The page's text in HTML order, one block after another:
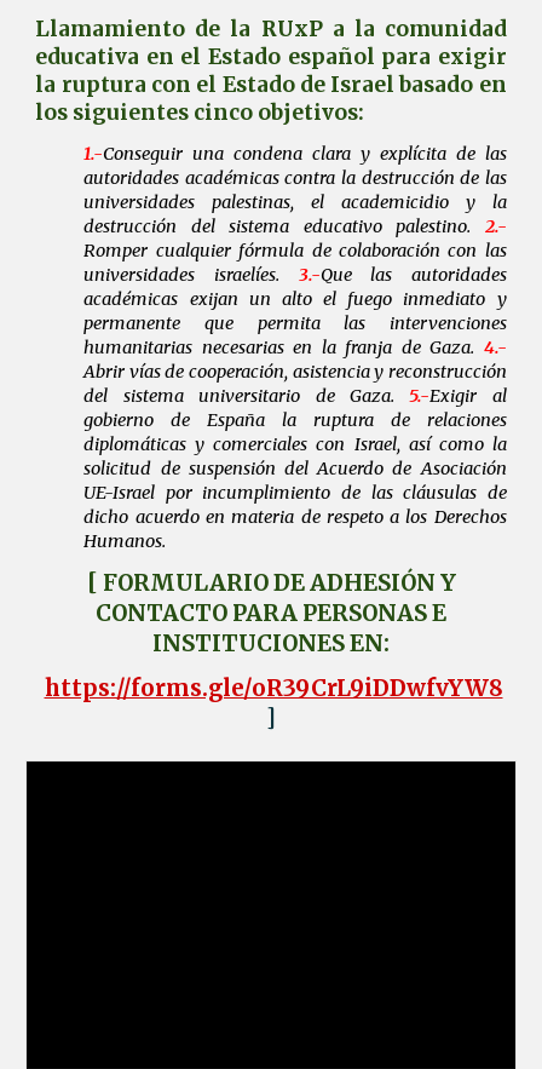
Llamamiento de la RUxP a la comunidad
educativa en el Estado español para exigir
la ruptura con el Estado de Israel basado en
los siguientes cinco objetivos:
1.-Conseguir una condena clara y explícita de las
autoridades académicas contra la destrucción de las
universidades palestinas, el academicidio y la
destrucción del sistema educativo palestino. 2.-
Romper cualquier fórmula de colaboración con las
universidades israelíes. 3.-Que las autoridades
académicas exijan un alto el fuego inmediato y
permanente que permita las intervenciones
humanitarias necesarias en la franja de Gaza. 4.-
Abrir vías de cooperación, asistencia y reconstrucción
del sistema universitario de Gaza.5.-Exigir al
gobierno de España la ruptura de relaciones
diplomáticas y comerciales con Israel, así como la
solicitud de suspensión del Acuerdo de Asociación
UE-Israel por incumplimiento de las cláusulas de
dicho acuerdo en materia de respeto a los Derechos
Humanos.
[ FORMULARIO DE ADHESIÓN Y
CONTACTO PARA PERSONAS E
INSTITUCIONES EN:
https://forms.gle/oR39CrL9iDDwfvYW8
]